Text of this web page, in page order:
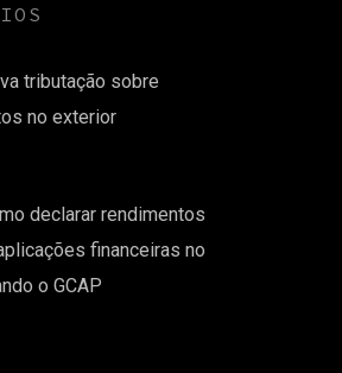
tributação sobre
no exterior
declarar rendimentos
financeiras no
o GCAP